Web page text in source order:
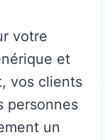
votre
et
vos clients
personnes
un